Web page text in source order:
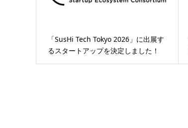
「SusHi Tech Tokyo 2026」に出展す
るスタートアップを決定しました！